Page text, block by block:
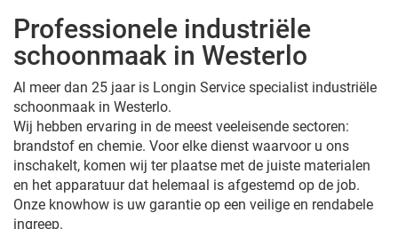
Professionele industriële
schoonmaak in Westerlo
Al meer dan 25 jaar is Longin Service specialist industriële
schoonmaak in Westerlo.
Wij hebben ervaring in de meest veeleisende sectoren:
brandstof en chemie. Voor elke dienst waarvoor u ons
inschakelt, komen wij ter plaatse met de juiste materialen
en het apparatuur dat helemaal is afgestemd op de job.
Onze knowhow is uw garantie op een veilige en rendabele
ingreep.